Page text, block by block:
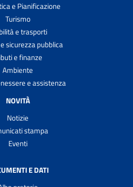
e Pianificazione
Turismo
e trasporti
sicurezza pubblica
e finanze
Ambiente
e assistenza
NOVITÀ
Notizie
stampa
Eventi
E DATI